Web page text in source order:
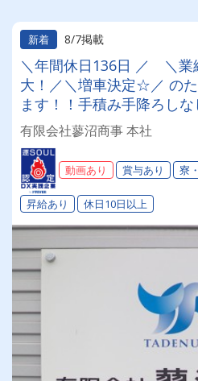
新着
8/7掲載
＼年間休日136日 ／ ＼
大！／＼増車決定☆／ の
ます！！手積み手降ろし
実の福利厚生！賞与・昇給
す！！地方の方は社員寮も
軽にご応募ください！
有限会社蓼沼商事 本社
動画あり 賞与あり 寮
昇給あり 休日10日以上